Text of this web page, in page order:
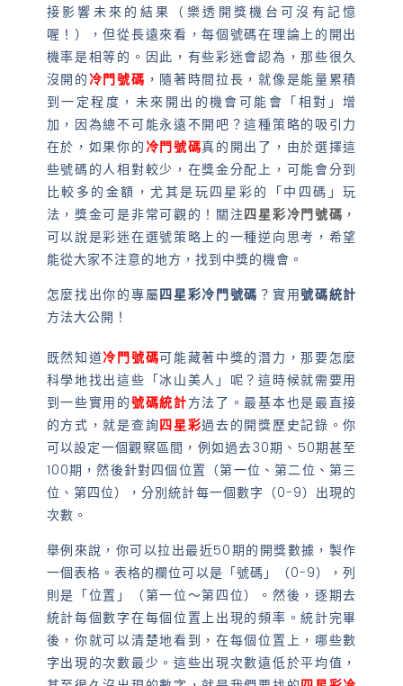
接影響未來的結果（樂透開獎機台可沒有記憶
喔！），但從長遠來看，每個號碼在理論上的開出
機率是相等的。因此，有些彩迷會認為，那些很久
沒開的 冷門號碼 ，隨著時間拉長，就像是能量累積
到一定程度，未來開出的機會可能會「相對」增
加，因為總不可能永遠不開吧？這種策略的吸引力
在於，如果你的 冷門號碼真的開出了，由於選擇這
些號碼的人相對較少，在獎金分配上，可能會分到
比較多的金額，尤其是玩四星彩的「中四碼」玩
法，獎金可是非常可觀的！關注四星彩冷門號碼 ，
可以說是彩迷在選號策略上的一種逆向思考，希望
能從大家不注意的地方，找到中獎的機會。
怎麼找出你的專屬四星彩冷門號碼 ？實用號碼統計
方法大公開！
既然知道冷門號碼可能藏著中獎的潛力，那要怎麼
科學地找出這些「冰山美人」呢？這時候就需要用
到一些實用的號碼統計方法了。最基本也是最直接
的方式，就是查詢四星彩過去的開獎歷史記錄。你
可以設定一個觀察區間，例如過去30期、50期甚至
100期，然後針對四個位置（第一位、第二位、第三
位、第四位），分別統計每一個數字（0-9）出現的
次數。
舉例來說，你可以拉出最近50期的開獎數據，製作
一個表格。表格的欄位可以是「號碼」（0-9），列
則是「位置」（第一位～第四位）。然後，逐期去
統計每個數字在每個位置上出現的頻率。統計完畢
後，你就可以清楚地看到，在每個位置上，哪些數
字出現的次數最少。這些出現次數遠低於平均值，